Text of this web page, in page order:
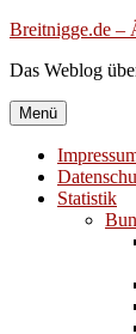
Zum
springen
Breitnigge.de –
Das Weblog
Menü
Statistik